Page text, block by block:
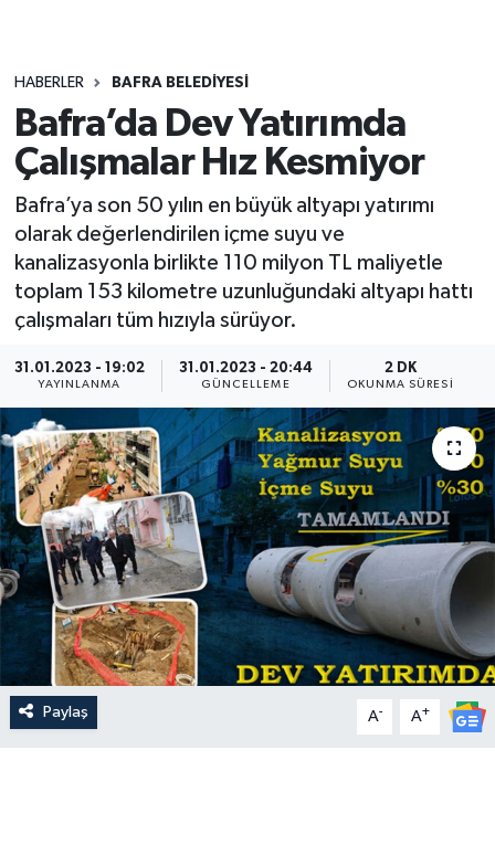
HABERLER BAFRA BELEDIYESI
Bafra’da Dev Yatırımda
Çalışmalar Hız Kesmiyor
Bafra’ya son 50 yılın en büyük altyapı yatırımı
olarak değerlendirilen içme suyu ve
kanalizasyonla birlikte 110 milyon TL maliyetle
toplam 153 kilometre uzunluğundaki altyapı hattı
çalışmaları tüm hızıyla sürüyor.
31.01.2023 - 19:02
YAYINLANMA
31.01.2023 - 20:44
GÜNCELLEME
2 DK
OKUNMA SÜRESI
Paylaş A- A+